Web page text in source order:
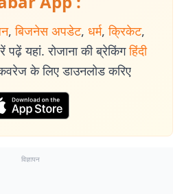
, बिजनेस अपडेट, धर्म, क्रिकेट,
पढ़ें यहां. रोजाना की ब्रेकिंग हिंदी
के लिए डाउनलोड करिए
विज्ञापन